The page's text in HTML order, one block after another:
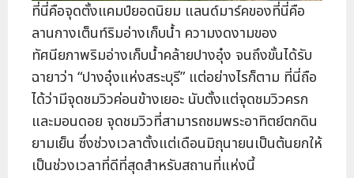
ที่นี่คือจุดตั้งแคมป์ยอดนิยม แลนด์มาร์คของที่นี่คือ
ลานกางเต็นท์ริมอ่างเก็บน้ำ ความงดงามของ
ทัศนียภาพริมอ่างเก็บน้ำคล้ายปางอุ๋ง จนถึงขั้นได้รับ
ฉายาว่า “ปางอุ๋งแห่งสระบุรี” แต่อย่างไรก็ตาม ที่นี่ถือ
ได้ว่ามีจุดชมวิวค่อนข้างเยอะ นับตั้งแต่จุดชมวิวครก
และมอนดอย จุดชมวิวที่สามารถชมพระอาทิตย์ตกดิน
ยามเย็น ซึ่งช่วงเวลาตั้งแต่เดือนมิถุนายนเป็นต้นยกให้
เป็นช่วงเวลาที่ดีที่สุดสำหรับสถานที่แห่งนี้